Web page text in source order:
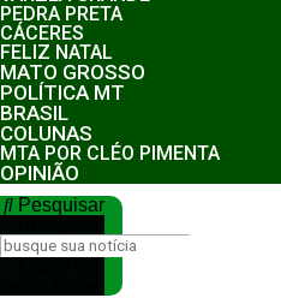
PEDRA PRETA
CÁCERES
FELIZ NATAL
MATO GROSSO
POLÍTICA MT
BRASIL
COLUNAS
MTA POR CLÉO PIMENTA
OPINIÃO
Pesquisar